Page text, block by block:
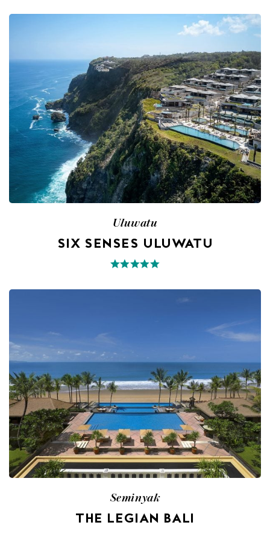
Uluwatu
SIX SENSES ULUWATU
Seminyak
THE LEGIAN BALI